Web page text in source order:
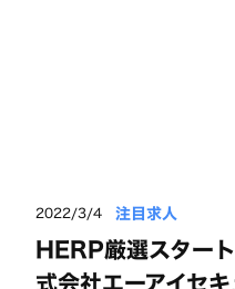
2022/3/4 注目求人
HERP厳選スター